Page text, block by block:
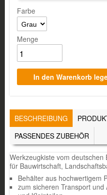
Farbe
Menge
TABS
BESCHREIBUNG (AKTIVER
REITER)
PASSENDES ZUBEHÖR
Werkzeugkiste vom deutschen
für Bauwirtschaft,
Behälter aus hochwertigem
zum sicheren Transport